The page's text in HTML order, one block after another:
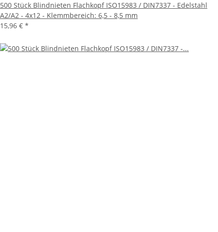
500 Stück Blindnieten Flachkopf ISO15983 / DIN7337 - Edelstahl
A2/A2 - 4x12 - Klemmbereich: 6,5 - 8,5 mm
15,96 € *